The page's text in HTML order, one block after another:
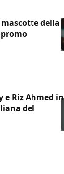
della
promo
e Riz Ahmed in
del